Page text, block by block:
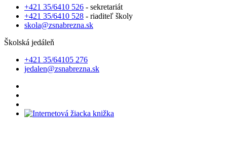
+421 35/6410 526 - sekretariát
+421 35/6410 528 - riaditeľ školy
skola@zsnabrezna.sk
Školská jedáleň
+421 35/64105 276
jedalen@zsnabrezna.sk